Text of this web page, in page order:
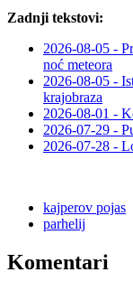
Zadnji tekstovi:
2026-08-05 -
noć meteora
2026-08-05 -
krajobraza
2026-08-01 -
2026-07-29 -
2026-07-28 -
kajperov pojas
parhelij
Komentari